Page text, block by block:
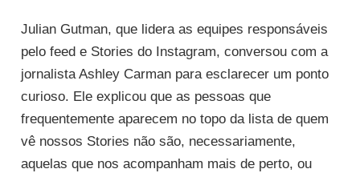
Julian Gutman, que lidera as equipes responsáveis
pelo feed e Stories do Instagram, conversou com a
jornalista Ashley Carman para esclarecer um ponto
curioso. Ele explicou que as pessoas que
frequentemente aparecem no topo da lista de quem
vê nossos Stories não são, necessariamente,
aquelas que nos acompanham mais de perto, ou